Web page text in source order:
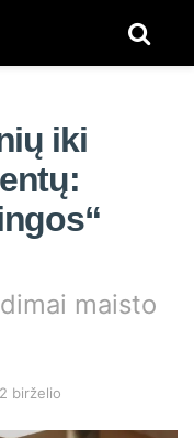
iki
maisto
birželio